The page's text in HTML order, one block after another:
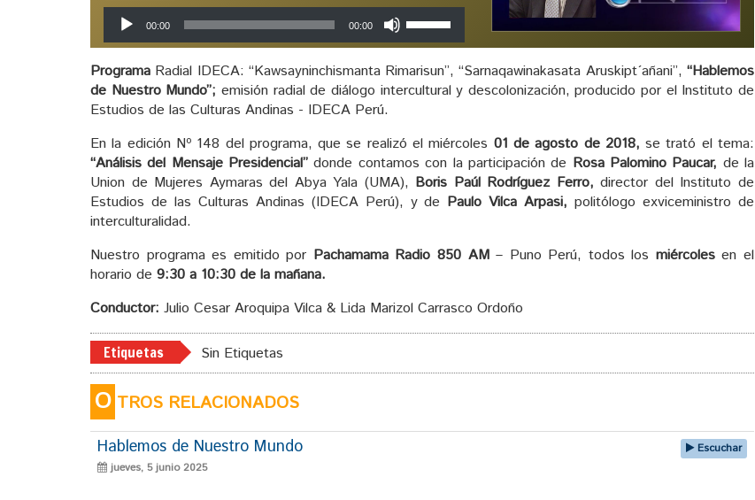
Reproductor
de
audio
00:00 00:00
de
flecha
aumentar
o
disminuir
el
Programa Radial IDECA: “Kawsayninchismanta Rimarisun”, “Sarnaqawinakasata Aruskipt´añani”,“Hablemos
de Nuestro Mundo”; emisión radial de diálogo intercultural y descolonización, producido por el Instituto de
Estudios de las Culturas Andinas - IDECA Perú.
En la edición Nº 148 del programa, que se realizó el miércoles 01 de agosto de 2018, se trató el tema:
“Análisis del Mensaje Presidencial” donde contamos con la participación de Rosa Palomino Paucar, de la
Union de Mujeres Aymaras del Abya Yala (UMA), Boris Paúl Rodríguez Ferro, director del Instituto de
Estudios de las Culturas Andinas (IDECA Perú), y de Paulo Vilca Arpasi, politólogo exviceministro de
interculturalidad.
Nuestro programa es emitido por Pachamama Radio 850 AM– Puno Perú, todos los miércolesen el
horario de 9:30 a 10:30 de la mañana.
Conductor: Julio Cesar Aroquipa Vilca & Lida Marizol Carrasco Ordoño
Etiquetas Sin Etiquetas
O TROS RELACIONADOS
Hablemos de Nuestro Mundo
jueves, 5 junio 2025
Escuchar